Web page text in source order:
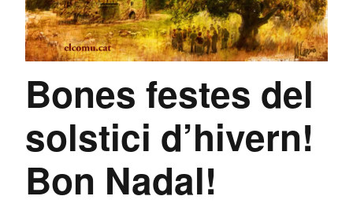
Bones festes del
solstici d’hivern!
Bon Nadal!